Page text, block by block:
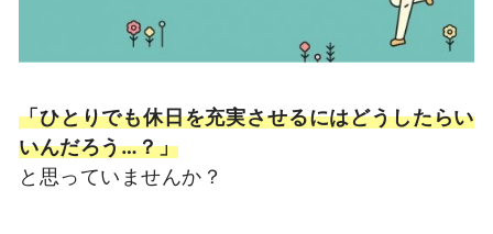
「ひとりでも休日を充実させるにはどうしたらい
いんだろう…？」
と思っていませんか？